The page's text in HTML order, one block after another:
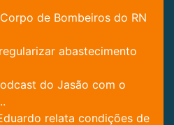
de Bombeiros do RN
abastecimento
do Jasão com o
relata condições de